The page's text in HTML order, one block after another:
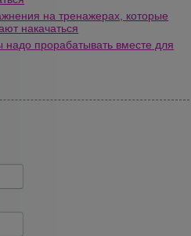
на тренажерах, которые
накачаться
прорабатывать вместе для